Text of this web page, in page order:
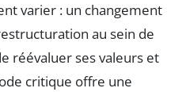
varier : un changement
au sein de
réévaluer ses valeurs et
critique offre une